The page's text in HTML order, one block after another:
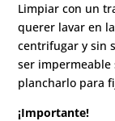
Limpiar con un
querer lavar en
centrifugar y sin
ser impermeable
plancharlo para
¡Importante!